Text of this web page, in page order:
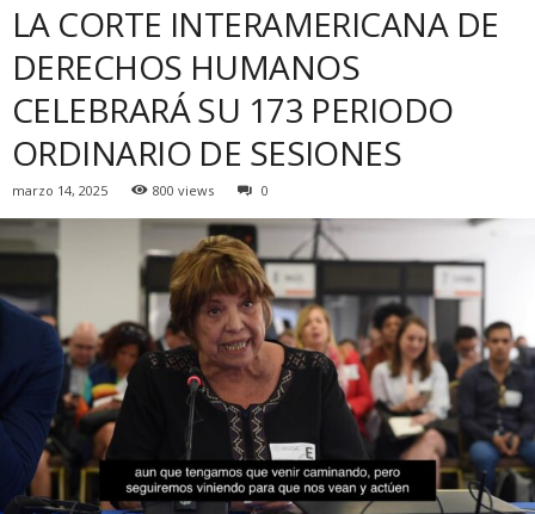
LA CORTE INTERAMERICANA DE
DERECHOS HUMANOS
CELEBRARÁ SU 173 PERIODO
ORDINARIO DE SESIONES
marzo 14, 2025 800 views 0